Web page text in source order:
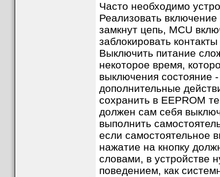
Часто необходимо
Реализовать
замкнут цепь, MCU
заблокировать
Выключить питание
некоторое время,
выключения состояние
дополнительные
сохранить в EEPROM
должен сам себя
выполнить
если самостоятельное
нажатие на кнопку
словами, в устройстве
поведением, как